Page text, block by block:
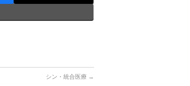
シン・統合医療 →